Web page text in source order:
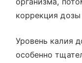
коррекция дозы
Уровень калия
особенно